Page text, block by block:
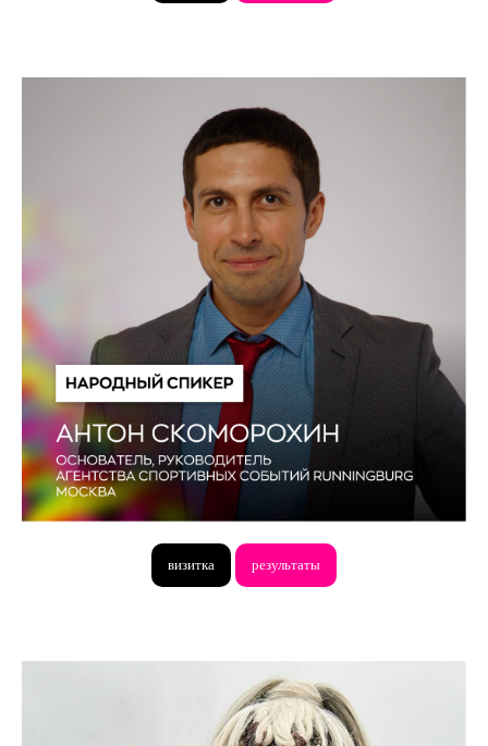
визитка результаты